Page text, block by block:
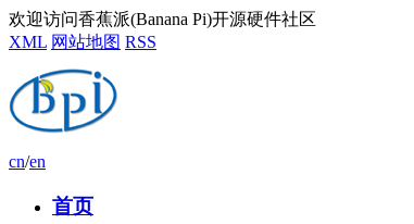
欢迎访问香蕉派(Banana Pi)开源硬件社区
XML 网站地图 RSS
cn/en
首页